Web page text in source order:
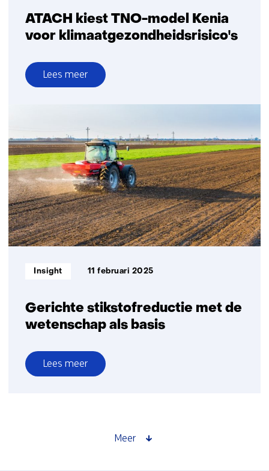
ATACH kiest TNO-model Kenia
voor klimaatgezondheidsrisico's
Lees meer
over
model
Kenia
voor
klimaatgezondheidsrisico's
Gerichte stikstofreductie met de
wetenschap als basis
Informatietype:
Insight 11 februari 2025
Lees meer
over
Meer